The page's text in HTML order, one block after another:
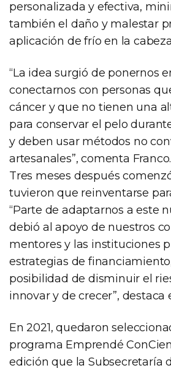
personalizada y efectiva,
también el daño y malestar
aplicación de frío en la
“La idea surgió de ponernos
conectarnos con personas
cáncer y que no tienen una
para conservar el pelo
y deben usar métodos no
artesanales”, comenta Franco.
Tres meses después
tuvieron que reinventarse
“Parte de adaptarnos a este
debió al apoyo de nuestros
mentores y las instituciones
estrategias de
posibilidad de disminuir el
innovar y de crecer”, destaca
En 2021, quedaron
programa Emprendé
edición que la Subsecretaría